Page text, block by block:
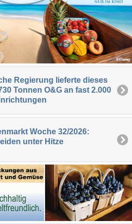
Regierung lieferte dieses
Tonnen O&G an fast 2.000
Woche 32/2026:
unter Hitze